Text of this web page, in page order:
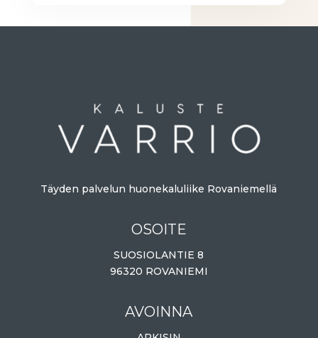
Täyden palvelun huonekaluliike Rovaniemellä
OSOITE
SUOSIOLANTIE 8
96320 ROVANIEMI
AVOINNA